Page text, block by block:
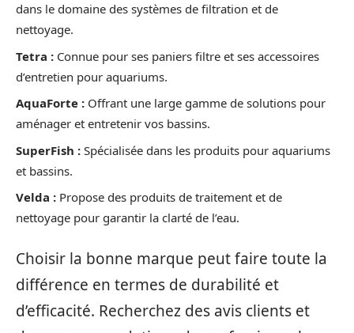
dans le domaine des systèmes de filtration et de
nettoyage.
Tetra : Connue pour ses paniers filtre et ses accessoires
d’entretien pour aquariums.
AquaForte : Offrant une large gamme de solutions pour
aménager et entretenir vos bassins.
SuperFish : Spécialisée dans les produits pour aquariums
et bassins.
Velda : Propose des produits de traitement et de
nettoyage pour garantir la clarté de l’eau.
Choisir la bonne marque peut faire toute la
différence en termes de durabilité et
d’efficacité. Recherchez des avis clients et